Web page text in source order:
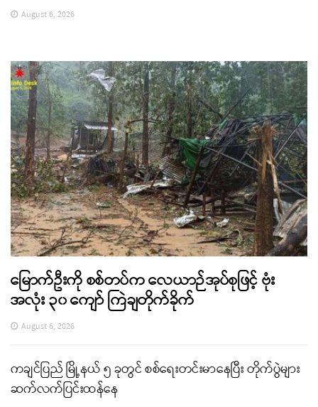
August 6, 2026
မြောက်ဦးကို စစ်တပ်က လေယာဉ်အုပ်စုဖြင့် ဗုံး
အလုံး ၃၀ ကျော် ကြဲချတိုက်ခိုက်
August 6, 2026
ကချင်ပြည် မြို့နယ် ၅ ခုတွင် စစ်ရေးတင်းမာနေပြီး တိုက်ပွဲများ
ဆက်လက်ပြင်းထန်နေ